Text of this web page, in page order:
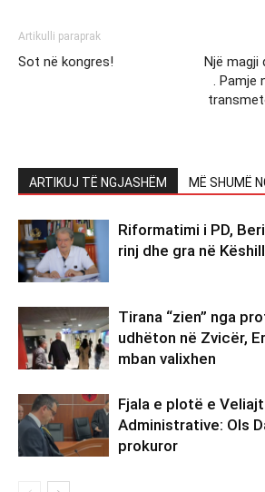
Artikulli paraprak
Sot në kongres!
Një magji
. Pamje
ARTIKUJ TË NGJASHËM MË SHUMË
Riformatimi i PD,
rinj dhe gra në
Tirana “zien” nga
udhëton në Zvicër,
mban valixhen
Fjala e plotë e
Administrative: Ols
prokuror